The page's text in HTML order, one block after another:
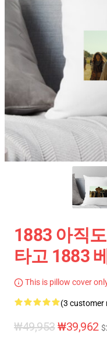
1883 아직
타고 1883
This is pillow cover
(3 customer
₩49,953 ₩39,962